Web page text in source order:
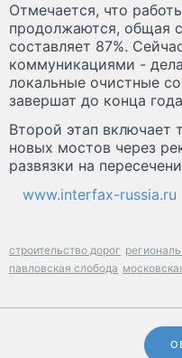
Отмечается, что
продолжаются, общая
составляет 87%.
коммуникациями -
локальные очистные
завершат до конца
Второй этап включает
новых мостов через
развязки на
www.interfax-russia.ru
строительство дорог
павловская слобода